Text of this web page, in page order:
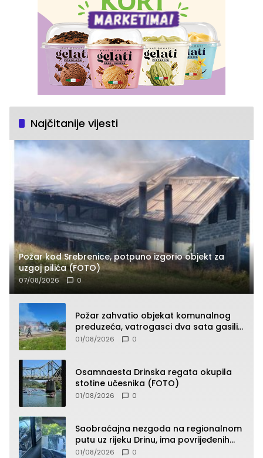
Najčitanije vijesti
Požar kod Srebrenice, potpuno izgorio objekt za
uzgoj pilića (FOTO)
07/08/2026 0
Požar zahvatio objekat komunalnog
preduzeća, vatrogasci dva sata gasili
vatru (FOTO)
01/08/2026 0
Osamnaesta Drinska regata okupila
stotine učesnika (FOTO)
01/08/2026 0
Saobraćajna nezgoda na regionalnom
putu uz rijeku Drinu, ima povrijeđenih
lica (FOTO)
01/08/2026 0